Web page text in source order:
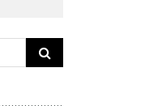
Search
for: